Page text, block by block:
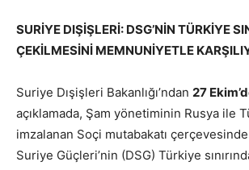
SURİYE DIŞİŞLERİ: DSG’NİN TÜRKİYE
ÇEKİLMESİNİ MEMNUNİYETLE
Suriye Dışişleri Bakanlığı’ndan 27
açıklamada, Şam yönetiminin Rusya ile
imzalanan Soçi mutabakatı
Suriye Güçleri’nin (DSG) Türkiye